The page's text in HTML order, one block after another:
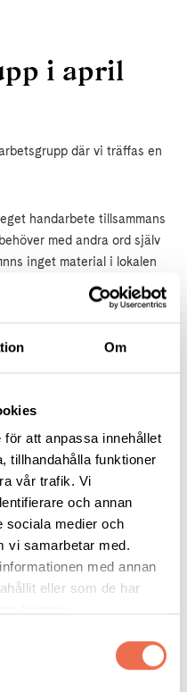
Om
att anpassa innehållet
tillhandahålla funktioner
vår trafik. Vi
och annan
sociala medier och
vi samarbetar med.
med annan
eller som de har
i april
där vi träffas en
handarbete tillsammans
med andra ord själv
inget material i lokalen
självklart försöker
och idéer.
vill finns det fika att köpa
Du får gärna ta med
– 20:00.
vid sidan av Södra Station.
via mejl till
Tipsa